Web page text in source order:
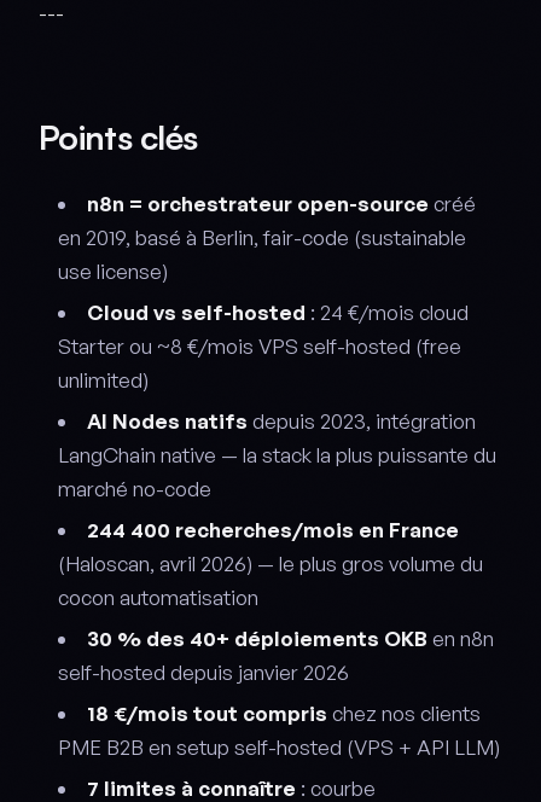
---
Points clés
n8n = orchestrateur open-source créé
en 2019, basé à Berlin, fair-code (sustainable
use license)
Cloud vs self-hosted : 24 €/mois cloud
Starter ou ~8 €/mois VPS self-hosted (free
unlimited)
AI Nodes natifs depuis 2023, intégration
LangChain native — la stack la plus puissante du
marché no-code
244 400 recherches/mois en France
(Haloscan, avril 2026) — le plus gros volume du
cocon automatisation
30 % des 40+ déploiements OKB en n8n
self-hosted depuis janvier 2026
18 €/mois tout compris chez nos clients
PME B2B en setup self-hosted (VPS + API LLM)
7 limites à connaître : courbe